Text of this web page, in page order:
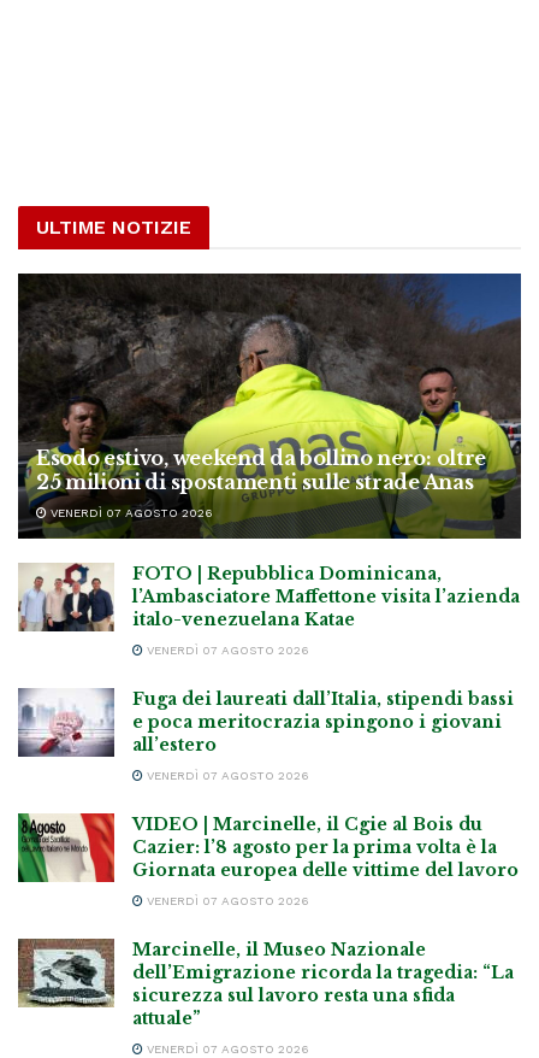
ULTIME NOTIZIE
Esodo estivo, weekend da bollino nero: oltre
25 milioni di spostamenti sulle strade Anas
VENERDÌ 07 AGOSTO 2026
FOTO | Repubblica Dominicana,
l’Ambasciatore Maffettone visita l’azienda
italo-venezuelana Katae
VENERDÌ 07 AGOSTO 2026
Fuga dei laureati dall’Italia, stipendi bassi
e poca meritocrazia spingono i giovani
all’estero
VENERDÌ 07 AGOSTO 2026
VIDEO | Marcinelle, il Cgie al Bois du
Cazier: l’8 agosto per la prima volta è la
Giornata europea delle vittime del lavoro
VENERDÌ 07 AGOSTO 2026
Marcinelle, il Museo Nazionale
dell’Emigrazione ricorda la tragedia: “La
sicurezza sul lavoro resta una sfida
attuale”
VENERDÌ 07 AGOSTO 2026